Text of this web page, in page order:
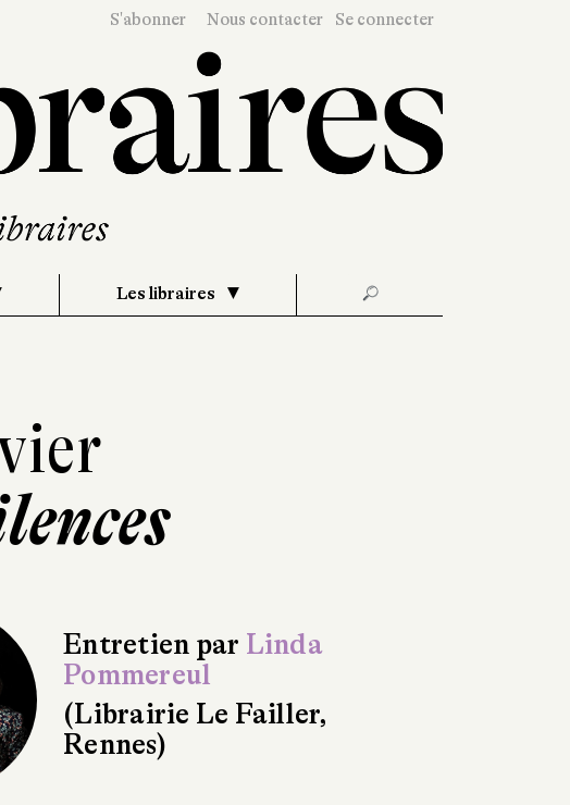
S'abonner Nous contacter Se connecter
Les libraires 🔎
Entretien par Linda
Pommereul
(Librairie Le Failler,
Rennes)